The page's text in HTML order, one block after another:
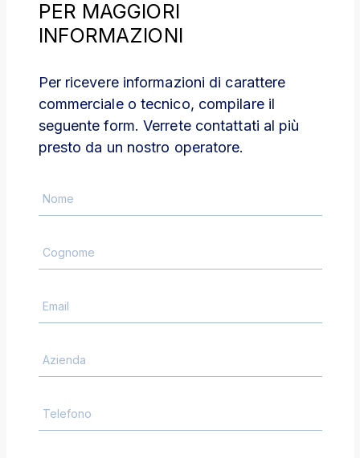
PER MAGGIORI
INFORMAZIONI
Per ricevere informazioni di carattere
commerciale o tecnico, compilare il
seguente form. Verrete contattati al più
presto da un nostro operatore.